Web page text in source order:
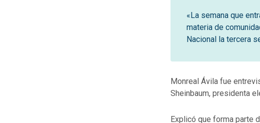
«La semana que
materia de
Nacional la tercera
Monreal Ávila fue
Sheinbaum, presidenta
Explicó que forma parte